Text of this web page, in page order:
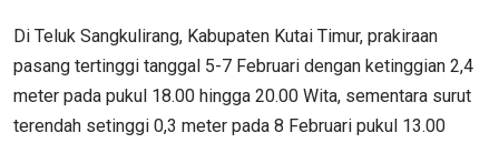
Di Teluk Sangkulirang, Kabupaten Kutai Timur, prakiraan
pasang tertinggi tanggal 5-7 Februari dengan ketinggian 2,4
meter pada pukul 18.00 hingga 20.00 Wita, sementara surut
terendah setinggi 0,3 meter pada 8 Februari pukul 13.00